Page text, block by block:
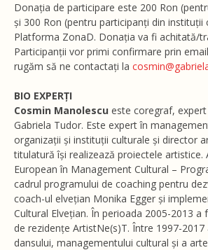
Donația de participare este 200 Ron
și 300 Ron (pentru participanți din
Platforma ZonaD. Donația va fi achitată/
Participanții vor primi confirmare prin
rugăm să ne contactați la
BIO EXPERȚI
Cosmin Manolescu este coregraf,
Gabriela Tudor. Este expert în
organizații și instituții culturale și director
titulatură își realizează proiectele
European în Management Cultural –
cadrul programului de coaching pentru
coach-ul elvețian Monika Egger și
Cultural Elvețian. În perioada 2005-2013
de rezidențe ArtistNe(s)T. Între 1997-
dansului, managementului cultural și a